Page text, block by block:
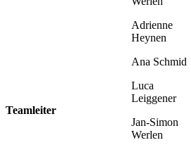
Teamleiter
Adrienne
Heynen
Ana Schmid
Luca
Leiggener
Jan-Simon
Werlen